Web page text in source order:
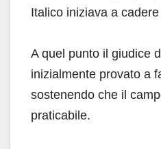
Italico iniziava a
A quel punto il giudice
inizialmente provato a
sostenendo che il
praticabile.